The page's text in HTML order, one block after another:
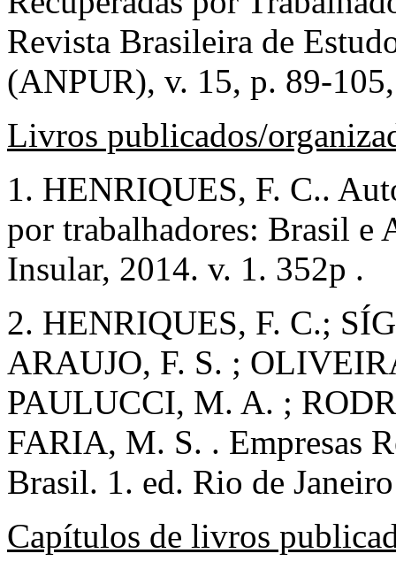
Revista Brasileira de
(ANPUR), v. 15, p. 89-
Livros publicados/
1. HENRIQUES, F. C..
por trabalhadores: Brasil e
Insular, 2014. v. 1. 352p .
2. HENRIQUES, F. C.;
ARAUJO, F. S. ;
PAULUCCI, M. A. ;
FARIA, M. S. . Empresas
Brasil. 1. ed. Rio de
Capítulos de livros